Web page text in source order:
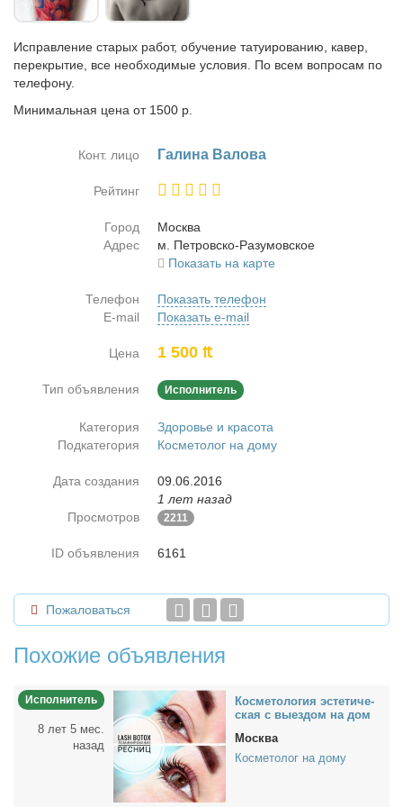
Исправление старых работ, обучение татуированию, кавер,
перекрытие, все необходимые условия. По всем вопросам по
телефону.
Минимальная цена от 1500 р.
Конт. лицо Га­ли­на Ва­ло­ва
Рейтинг
Город
Москва
Адрес
м. Пет­ров­ско-Ра­з­умов­ское
Показать на карте
Телефон
Показать телефон
E-mail
Показать e-mail
Цена 1 500 ₶
Тип объявления Исполнитель
Категория
Здоровье и красота
Подкатегория
Косметолог на дому
Дата создания
09.06.2016
1 лет назад
Просмотров
2211
ID объявления 6161
Пожаловаться
Похожие объявления
Исполнитель
8 лет 5 мес.
назад
Кос­ме­то­ло­гия эс­те­ти­че­
ская с вы­ез­дом на дом
Москва
Косметолог на дому